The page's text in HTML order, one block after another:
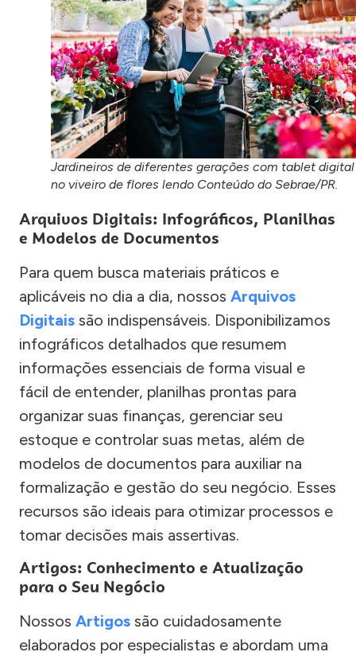
Jardineiros de diferentes gerações com tablet digital
no viveiro de flores lendo Conteúdo do Sebrae/PR.
Arquivos Digitais: Infográficos, Planilhas
e Modelos de Documentos
Para quem busca materiais práticos e
aplicáveis no dia a dia, nossos Arquivos
Digitais são indispensáveis. Disponibilizamos
infográficos detalhados que resumem
informações essenciais de forma visual e
fácil de entender, planilhas prontas para
organizar suas finanças, gerenciar seu
estoque e controlar suas metas, além de
modelos de documentos para auxiliar na
formalização e gestão do seu negócio. Esses
recursos são ideais para otimizar processos e
tomar decisões mais assertivas.
Artigos: Conhecimento e Atualização
para o Seu Negócio
Nossos Artigos são cuidadosamente
elaborados por especialistas e abordam uma